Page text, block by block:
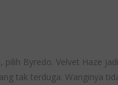
Byredo. Velvet Haze
tak terduga. Wanginya